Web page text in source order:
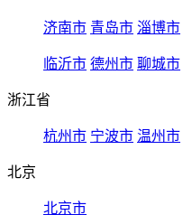
济南市 青岛市 淄博市
临沂市 德州市 聊城市
浙江省
杭州市 宁波市 温州市
北京
北京市